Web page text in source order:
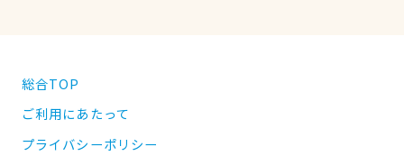
総合TOP
ご利用にあたって
プライバシーポリシー